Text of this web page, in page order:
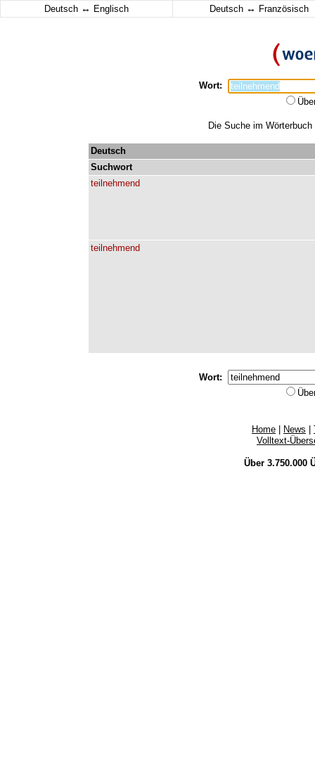
Deutsch ↔ Englisch Deutsch ↔ Französisch
Wort:
Die Suche im
Deutsch
Suchwort
teilnehmend
teilnehmend
Wort:
Home News
Volltext-
Über 3.750.000